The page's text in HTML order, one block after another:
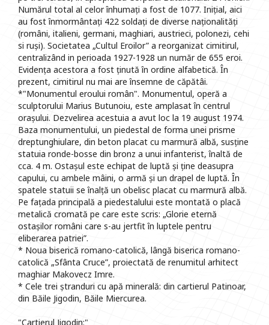
Numărul total al celor înhumați a fost de 1077. Inițial, aici
au fost înmormântați 422 soldați de diverse naționalități
(români, italieni, germani, maghiari, austrieci, polonezi, cehi
si ruși). Societatea „Cultul Eroilor” a reorganizat cimitirul,
centralizând in perioada 1927-1928 un număr de 655 eroi.
Evidența acestora a fost ținută în ordine alfabetică. În
prezent, cimitirul nu mai are însemne de căpătâi.
*"Monumentul eroului român". Monumentul, operă a
sculptorului Marius Butunoiu, este amplasat în centrul
orașului. Dezvelirea acestuia a avut loc la 19 august 1974.
Baza monumentului, un piedestal de forma unei prisme
dreptunghiulare, din beton placat cu marmură albă, susține
statuia ronde-bosse din bronz a unui infanterist, înaltă de
cca. 4 m. Ostașul este echipat de luptă și ține deasupra
capului, cu ambele mâini, o armă și un drapel de luptă. În
spatele statuii se înalță un obelisc placat cu marmură albă.
Pe fațada principală a piedestalului este montată o placă
metalică cromată pe care este scris: „Glorie eternă
ostașilor români care s-au jertfit în luptele pentru
eliberarea patriei”.
* Noua biserică romano-catolică, lângă biserica romano-
catolică „Sfânta Cruce”, proiectată de renumitul arhitect
maghiar Makovecz Imre.
* Cele trei ștranduri cu apă minerală: din cartierul Patinoar,
din Băile Jigodin, Băile Miercurea.
"Cartierul Jigodin:"